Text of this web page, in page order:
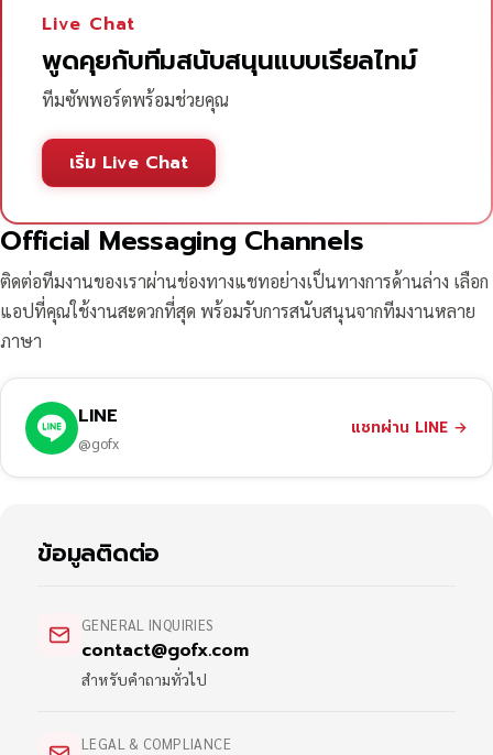
Live Chat
พูดคุยกับทีมสนับสนุนแบบเรียลไทม์
ทีมซัพพอร์ตพร้อมช่วยคุณ
เริ่ม Live Chat
Official Messaging Channels
ติดต่อทีมงานของเราผ่านช่องทางแชทอย่างเป็นทางการด้านล่าง เลือก
แอปที่คุณใช้งานสะดวกที่สุด พร้อมรับการสนับสนุนจากทีมงานหลาย
ภาษา
LINE
@gofx
แชทผ่าน LINE →
ข้อมูลติดต่อ
GENERAL INQUIRIES
contact@gofx.com
สำหรับคำถามทั่วไป
LEGAL & COMPLIANCE